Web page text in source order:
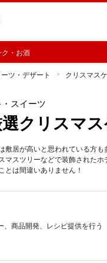
ク・お酒
ツ・デザート クリスマス
スイーツ
クリスマ
敷居が高いと思われている方
マスツリーなどで装飾された
とは間違いありません！
商品開発、レシピ提供を行う